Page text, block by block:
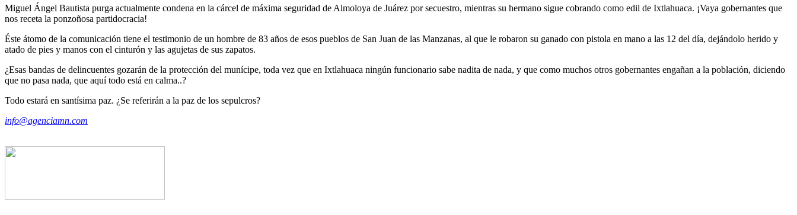
Miguel Ángel Bautista purga actualmente condena en la cárcel de máxima seguridad de Almoloya de Juárez por secuestro, mientras su hermano sigue cobrando como edil de Ixtlahuaca. ¡Vaya gobernantes que
nos receta la ponzoñosa partidocracia!
Éste átomo de la comunicación tiene el testimonio de un hombre de 83 años de esos pueblos de San Juan de las Manzanas, al que le robaron su ganado con pistola en mano a las 12 del día, dejándolo herido y
atado de pies y manos con el cinturón y las agujetas de sus zapatos.
¿Esas bandas de delincuentes gozarán de la protección del munícipe, toda vez que en Ixtlahuaca ningún funcionario sabe nadita de nada, y que como muchos otros gobernantes engañan a la población, diciendo
que no pasa nada, que aquí todo está en calma..?
Todo estará en santísima paz. ¿Se referirán a la paz de los sepulcros?
info@agenciamn.com